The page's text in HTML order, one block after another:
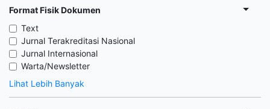
Format Fisik Dokumen
Text
Jurnal Terakreditasi Nasional
Jurnal Internasional
Warta/Newsletter
Lihat Lebih Banyak